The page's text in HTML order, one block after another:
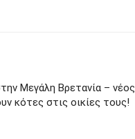
Μεγάλη Βρετανία – νέος
κότες στις οικίες τους!